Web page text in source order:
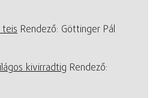
teis Rendező: Göttinger Pál
kivirradtig Rendező: